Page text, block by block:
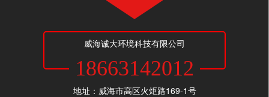
威海诚大环境科技有限公司
18663142012
地址：威海市高区火炬路169-1号